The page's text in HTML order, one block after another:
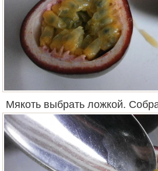
Мякоть выбрать ложкой.